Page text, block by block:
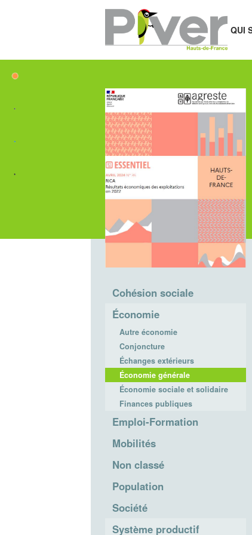
QUI
Cohésion sociale
Économie
Autre économie
Conjoncture
Échanges extérieurs
Économie générale
Économie sociale et solidaire
Finances publiques
Emploi-Formation
Mobilités
Non classé
Population
Société
Système productif